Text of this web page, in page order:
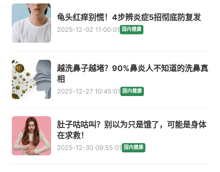
龟头红痒别慌！4步辨炎症5招彻底防复发
2025-12-02 11:00:01 国内健康
越洗鼻子越堵？90%鼻炎人不知道的洗鼻真
相
2025-12-27 10:45:01 国内健康
肚子咕咕叫？别以为只是饿了，可能是身体
在求救！
2025-12-30 09:55:01 国内健康